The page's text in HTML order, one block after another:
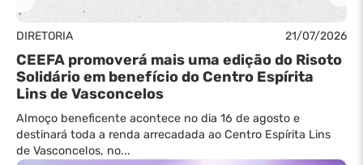
DIRETORIA 21/07/2026
CEEFA promoverá mais uma edição do Risoto
Solidário em benefício do Centro Espírita
Lins de Vasconcelos
Almoço beneficente acontece no dia 16 de agosto e
destinará toda a renda arrecadada ao Centro Espírita Lins
de Vasconcelos, no...